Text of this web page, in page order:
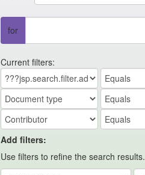
for
Current filters:
Add filters:
Use filters to refine the search results.